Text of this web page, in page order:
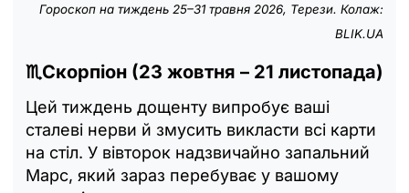
Гороскоп на тиждень 25–31 травня 2026, Терези. Колаж:
BLIK.UA
♏Скорпіон (23 жовтня – 21 листопада)
Цей тиждень дощенту випробує ваші
сталеві нерви й змусить викласти всі карти
на стіл. У вівторок надзвичайно запальний
Марс, який зараз перебуває у вашому